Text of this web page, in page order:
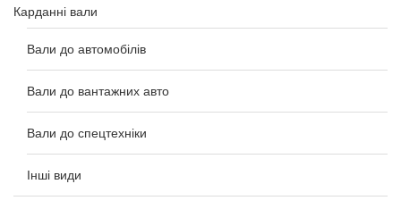
Карданні вали
Вали до автомобілів
Вали до вантажних авто
Вали до спецтехніки
Інші види